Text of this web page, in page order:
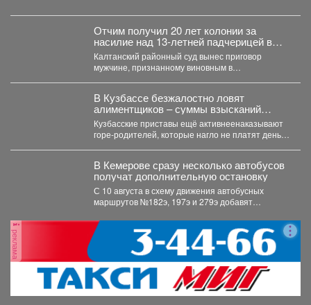
Отчим получил 20 лет колонии за
насилие над 13‑летней падчерицей в
Кузбассе
Калтанский районный суд вынес приговор
мужчине, признанному виновным в
В Кузбассе безжалостно ловят
алиментщиков – суммы взысканий
невероятно растут
Кузбасские приставы ещё активнеенаказывают
горе-родителей, которые нагло не платят деньги
В Кемерове сразу несколько автобусов
получат дополнительную остановку
С 10 августа в схему движения автобусных
маршрутов №182э, 197э и 279э добавят
реклама